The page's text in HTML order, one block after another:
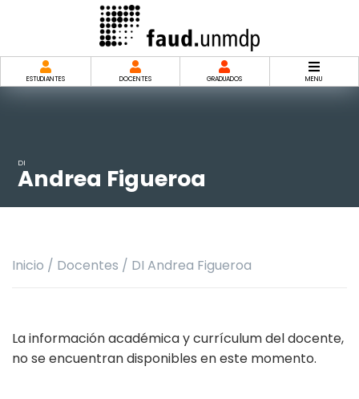
ESTUDIANTES DOCENTES GRADUADOS MENU
DI
Andrea Figueroa
Inicio / Docentes / DI Andrea Figueroa
La información académica y currículum del docente,
no se encuentran disponibles en este momento.